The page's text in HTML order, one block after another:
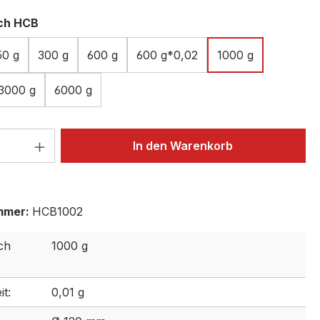
HCB
g 300 g 600 g 600 g*0,02 1000 g
g 6000 g
Anzahl: Gib den gewünschten Wert
In den Warenkorb
HCB1002
1000 g
0,01 g